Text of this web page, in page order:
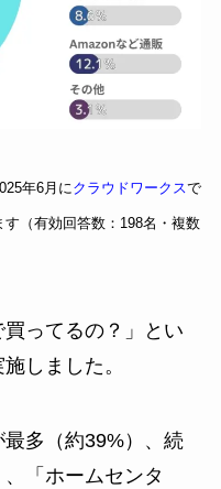
年6月にクラウドワークスで
（有効回答数：198名・複数
買ってるの？」とい
しました。
多（約39%）、続
「ホームセンタ